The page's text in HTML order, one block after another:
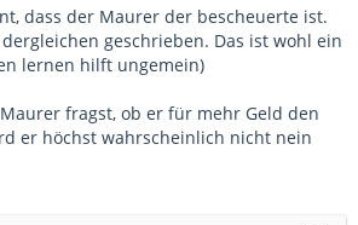
dass der Maurer der bescheuerte ist.
geschrieben. Das ist wohl ein
lernen hilft ungemein)
fragst, ob er für mehr Geld den
er höchst wahrscheinlich nicht nein